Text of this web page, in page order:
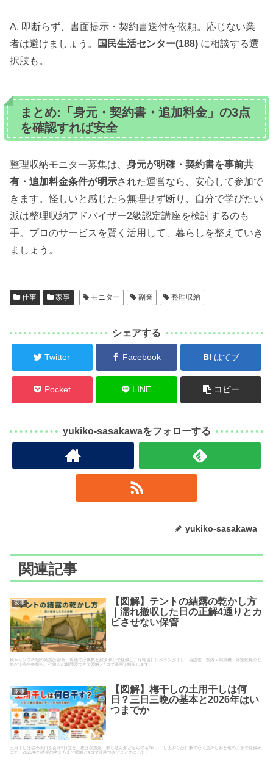
A. 即断らず、書面提示・契約書送付を依頼。応じない業
者は避けましょう。
国民生活センター(188) に相談する選
択肢も。
まとめ:「身元・契約書・追加料金」の3点
を確認すれば安全
整理収納モニター募集は、 身元が明確・契約書を事前共
有・追加料金条件が明示された運営なら、安心して参加で
きます。怪しいと感じたら無理せず断り、自分で学びたい
派は整理収納アドバイザー2級認定講座を検討するのも
手。プロのサービスを賢く活用して、暮らしを整えていき
ましょう。
仕事 家事 モニター 副業 整理収納
シェアする
Twitter Facebook はてブ
Pocket LINE コピー
yukiko-sasakawaをフォローする
yukiko-sasakawa
関連記事
家事
【図解】テントの結露の乾かし方
｜濡れ撤収した日の正解4通りとカ
ビさせない保管
秋キャンプの朝の結露は宿命。現地では換気と拭き取りで軽減し、帰宅当日にベランダ干し・再設営・室内＋扇風機・浴室乾燥のど
れかで完全乾燥を。仕組みの断面図つきで図解と4コマ漫画で解説します。
家事
【図解】梅干しの土用干しは何
日？三日三晩の基本と2026年はい
つまでか
土用干しは昼の天日を合計3日ほど、夜は夜露派・取り込み派どちらでもOK。干し上がりは日数でなく皮のしわと塩のふきで見極め
ます。2026年の時期の考え方まで図解と4コマ漫画つきでまとめました。